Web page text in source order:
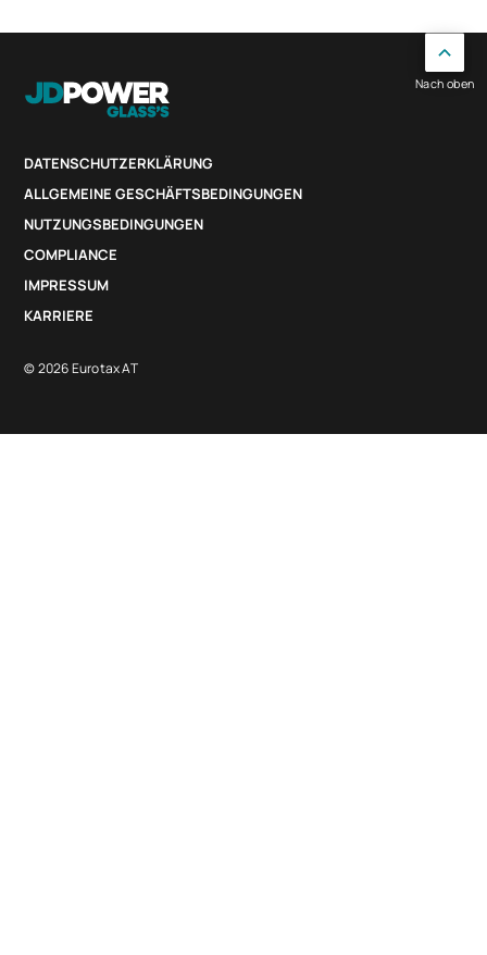
DATENSCHUTZERKLÄRUNG
ALLGEMEINE GESCHÄFTSBEDINGUNGEN
NUTZUNGSBEDINGUNGEN
COMPLIANCE
IMPRESSUM
KARRIERE
© 2026 Eurotax AT
Nach oben